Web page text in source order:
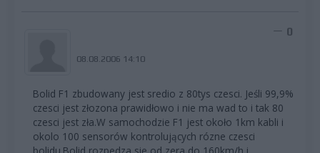
08.08.2006 14:10
0
Bolid F1 zbudowany jest sredio z 80tys czesci. Jeśli 99,9%
czesci jest złozona prawidłowo i nie ma wad to i tak 80
czesci jest zła.W samochodzie F1 jest około 1km kabli i
okolo 100 sensorów kontrolujących rózne czesci
bolidu.Bolid rozpedza sie od zera do 160km/h i